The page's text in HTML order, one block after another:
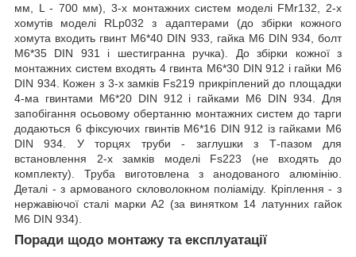
мм, L - 700 мм), 3-х монтажних систем моделі FMr132, 2-х
хомутів моделі RLp032 з адаптерами (до збірки кожного
хомута входить гвинт M6*40 DIN 933, гайка M6 DIN 934, болт
M6*35 DIN 931 і шестигранна ручка). До збірки кожної з
монтажних систем входять 4 гвинта M6*30 DIN 912 і гайки M6
DIN 934. Кожен з 3-х замків Fs219 прикріплений до площадки
4-ма гвинтами M6*20 DIN 912 і гайками M6 DIN 934. Для
запобігання осьовому обертанню монтажних систем до тарги
додаються 6 фіксуючих гвинтів M6*16 DIN 912 із гайками M6
DIN 934. У торцях труби - заглушки з Т-пазом для
встановлення 2-х замків моделі Fs223 (не входять до
комплекту). Труба виготовлена з анодованого алюмінію.
Деталі - з армованого скловолокном поліаміду. Кріплення - з
нержавіючої сталі марки А2 (за винятком 14 латунних гайок
M6 DIN 934).
Поради щодо монтажу та експлуатації